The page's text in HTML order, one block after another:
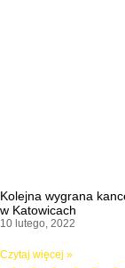
Kolejna wygrana
w Katowicach
10 lutego, 2022
Czytaj więcej »